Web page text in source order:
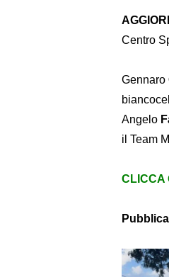
Centro
Gennaro
Angelo
il Team
CLICCA